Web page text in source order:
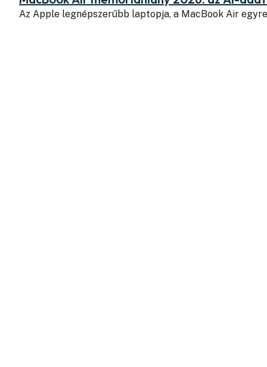
Az Apple legnépszerűbb laptopja, a MacBook Air